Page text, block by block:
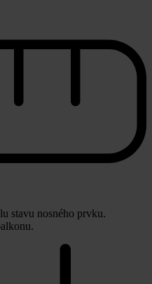
stavu nosného prvku.